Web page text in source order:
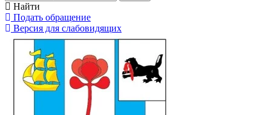
Найти
Подать обращение
Версия для слабовидящих